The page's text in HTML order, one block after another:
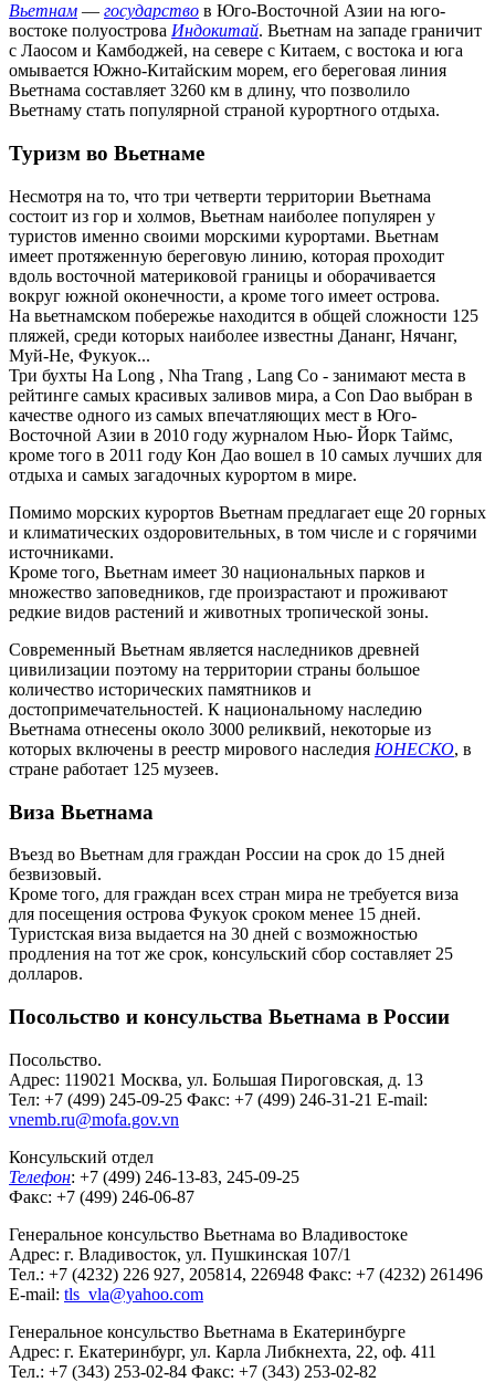
Вьетнам — государство в Юго-Восточной Азии на юго-
востоке полуострова Индокитай. Вьетнам на западе граничит
с Лаосом и Камбоджей, на севере с Китаем, с востока и юга
омывается Южно-Китайским морем, его береговая линия
Вьетнама составляет 3260 км в длину, что позволило
Вьетнаму стать популярной страной курортного отдыха.
Туризм во Вьетнаме
Несмотря на то, что три четверти территории Вьетнама
состоит из гор и холмов, Вьетнам наиболее популярен у
туристов именно своими морскими курортами. Вьетнам
имеет протяженную береговую линию, которая проходит
вдоль восточной материковой границы и оборачивается
вокруг южной оконечности, а кроме того имеет острова.
На вьетнамском побережье находится в общей сложности 125
пляжей, среди которых наиболее известны Дананг, Нячанг,
Муй-Не, Фукуок...
Три бухты Ha Long , Nha Trang , Lang Co - занимают места в
рейтинге самых красивых заливов мира, а Con Dao выбран в
качестве одного из самых впечатляющих мест в Юго-
Восточной Азии в 2010 году журналом Нью- Йорк Таймс,
кроме того в 2011 году Кон Дао вошел в 10 самых лучших для
отдыха и самых загадочных курортом в мире.
Помимо морских курортов Вьетнам предлагает еще 20 горных
и климатических оздоровительных, в том числе и с горячими
источниками.
Кроме того, Вьетнам имеет 30 национальных парков и
множество заповедников, где произрастают и проживают
редкие видов растений и животных тропической зоны.
Современный Вьетнам является наследников древней
цивилизации поэтому на территории страны большое
количество исторических памятников и
достопримечательностей. К национальному наследию
Вьетнама отнесены около 3000 реликвий, некоторые из
которых включены в реестр мирового наследия ЮНЕСКО, в
стране работает 125 музеев.
Виза Вьетнама
Въезд во Вьетнам для граждан России на срок до 15 дней
безвизовый.
Кроме того, для граждан всех стран мира не требуется виза
для посещения острова Фукуок сроком менее 15 дней.
Туристская виза выдается на 30 дней с возможностью
продления на тот же срок, консульский сбор составляет 25
долларов.
Посольство и консульства Вьетнама в России
Посольство.
Адрес: 119021 Москва, ул. Большая Пироговская, д. 13
Тел: +7 (499) 245-09-25 Факс: +7 (499) 246-31-21 E-mail:
vnemb.ru@mofa.gov.vn
Консульский отдел
Телефон: +7 (499) 246-13-83, 245-09-25
Факс: +7 (499) 246-06-87
Генеральное консульство Вьетнама во Владивостоке
Адрес: г. Владивосток, ул. Пушкинская 107/1
Тел.: +7 (4232) 226 927, 205814, 226948 Факс: +7 (4232) 261496
E-mail: tls_vla@yahoo.com
Генеральное консульство Вьетнама в Екатеринбурге
Адрес: г. Екатеринбург, ул. Карла Либкнехта, 22, оф. 411
Тел.: +7 (343) 253-02-84 Факс: +7 (343) 253-02-82